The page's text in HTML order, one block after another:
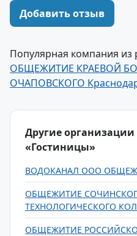
Добавить отзыв
Популярная компания из
ОБЩЕЖИТИЕ КРАЕВОЙ
ОЧАПОВСКОГО
Другие организации
«Гостиницы»
ВОДОКАНАЛ ООО
ОБЩЕЖИТИЕ
ТЕХНОЛОГИЧЕСКОГО
ОБЩЕЖИТИЕ